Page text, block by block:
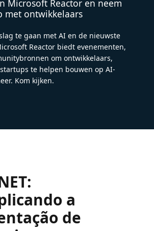
Microsoft Reactor en neem
met ontwikkelaars
te gaan met AI en de nieuwste
Reactor biedt evenementen,
om ontwikkelaars,
te helpen bouwen op AI-
Kom kijken.
a
de